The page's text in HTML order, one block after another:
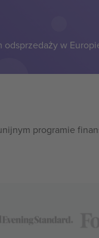
w
programie